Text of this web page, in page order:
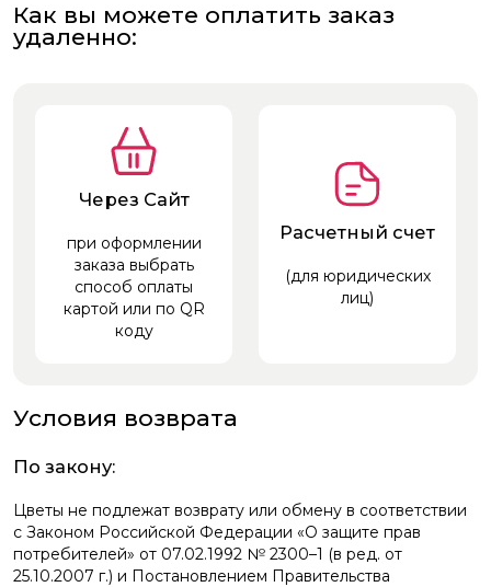
Как вы можете оплатить заказ
удаленно:
Через Сайт
при оформлении
заказа выбрать
способ оплаты
картой или по QR
коду
Расчетный счет
(для юридических
лиц)
Условия возврата
По закону:
Цветы не подлежат возврату или обмену в соответствии
с Законом Российской Федерации «О защите прав
потребителей» от 07.02.1992 № 2300–1 (в ред. от
25.10.2007 г.) и Постановлением Правительства